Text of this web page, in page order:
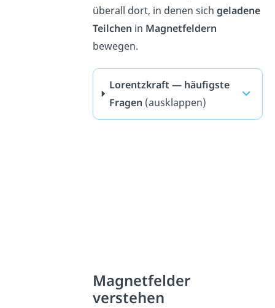
überall dort, in denen sich geladene
Teilchen in Magnetfeldern
bewegen.
Lorentzkraft — häufigste
Fragen (ausklappen)
Magnetfelder
verstehen